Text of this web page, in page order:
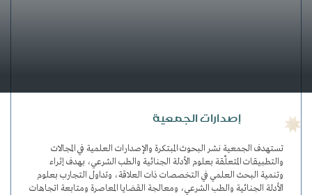
إصدارات الجمعية
تستهدف الجمعية نشر البحوث المبتكرة والإصدارات العلمية في المجالات
والتطبيقات المتعلّقة بعلوم الأدلة الجنائية والطب الشرعي، بهدف إثراء
وتنمية البحث العلمي في التخصصات ذات العلاقة، وتداول التجارب بعلوم
الأدلة الجنائية والطب الشرعي، ومعالجة القضايا المعاصرة ومتابعة اتجاهات